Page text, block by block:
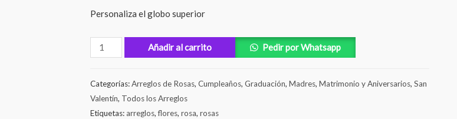
Personaliza el globo superior
Añadir al carrito Pedir por Whatsapp
Categorías:Arreglos de Rosas, Cumpleaños, Graduación, Madres, Matrimonio y Aniversarios, San
Valentín, Todos los Arreglos
Etiquetas:arreglos,flores, rosa, rosas